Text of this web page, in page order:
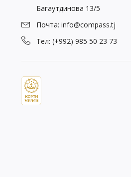
Багаутдинова 13/5
Почта: info@compass.tj
Тел: (+992) 985 50 23 73